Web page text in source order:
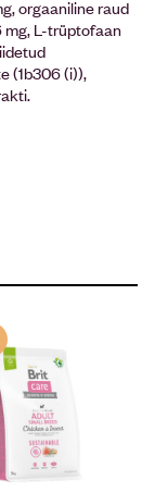
orgaaniline raud
mg, L-trüptofaan
(1b306 (i)),